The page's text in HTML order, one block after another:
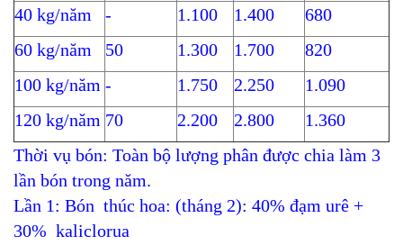
40 kg/năm
- 1.100 1.400
680
60 kg/năm
50 1.300 1.700
820
100 kg/năm - 1.750 2.250
1.090
120 kg/năm 70 2.200 2.800
1.360
Thời vụ bón: Toàn bộ lượng phân được chia làm 3
lần bón trong năm.
Lần 1: Bón thúc hoa: (tháng 2): 40% đạm urê +
30% kaliclorua